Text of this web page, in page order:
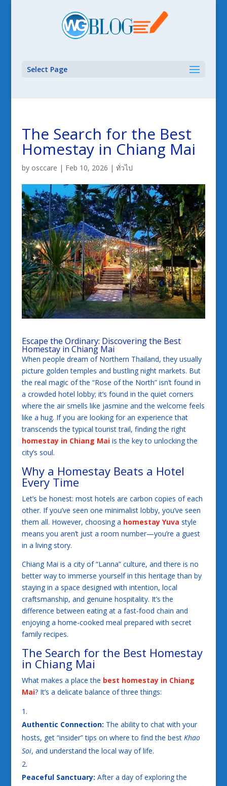
Select Page
The Search for the Best
Homestay in Chiang Mai
by osccare | Feb 10, 2026 | ทั่วไป
Escape the Ordinary: Discovering the Best
Homestay in Chiang Mai
When people dream of Northern Thailand, they usually
picture golden temples and bustling night markets. But
the real magic of the “Rose of the North” isn’t found in
a crowded hotel lobby; it’s found in the quiet corners
where the air smells like jasmine and the welcome feels
like a hug. If you are looking for an experience that
transcends the typical tourist trail, finding the right
homestay in Chiang Mai is the key to unlocking the
city’s soul.
Why a Homestay Beats a Hotel
Every Time
Let’s be honest: most hotels are carbon copies of each
other. If you’ve seen one minimalist lobby, you’ve seen
them all. However, choosing a homestay Yuva style
means you aren’t just a room number—you’re a guest
in a living story.
Chiang Mai is a city of “Lanna” culture, and there is no
better way to immerse yourself in this heritage than by
staying in a space designed with intention, local
craftsmanship, and genuine hospitality. It’s the
difference between eating at a fast-food chain and
enjoying a home-cooked meal prepared with secret
family recipes.
The Search for the Best Homestay
in Chiang Mai
What makes a place the best homestay in Chiang
Mai? It’s a delicate balance of three things:
Authentic Connection: The ability to chat with your
hosts, get “insider” tips on where to find the best Khao
Soi, and understand the local way of life.
Peaceful Sanctuary: After a day of exploring the